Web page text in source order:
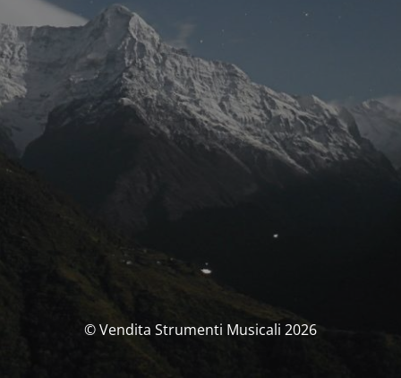
© Vendita Strumenti Musicali 2026